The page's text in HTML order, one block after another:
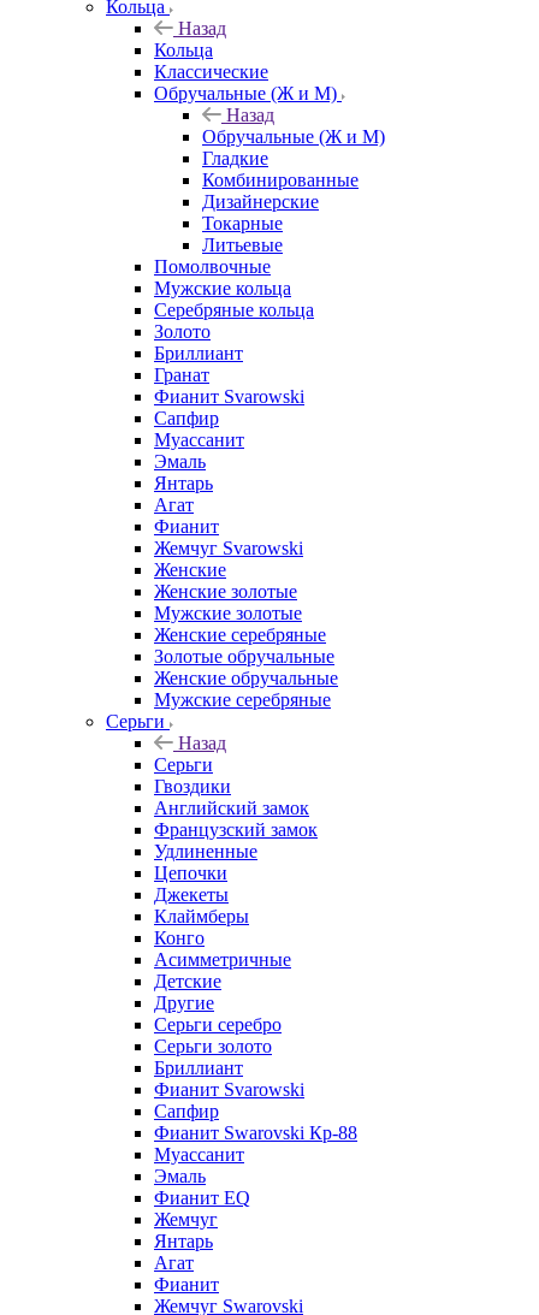
Кольца
Назад
Кольца
Классические
Обручальные (Ж и М)
Назад
Обручальные (Ж и М)
Гладкие
Комбинированные
Дизайнерские
Токарные
Литьевые
Помолвочные
Мужские кольца
Серебряные кольца
Золото
Бриллиант
Гранат
Фианит Svarowski
Сапфир
Муассанит
Эмаль
Янтарь
Агат
Фианит
Жемчуг Svarowski
Женские
Женские золотые
Мужские золотые
Женские серебряные
Золотые обручальные
Женские обручальные
Мужские серебряные
Серьги
Назад
Серьги
Гвоздики
Английский замок
Французский замок
Удлиненные
Цепочки
Джекеты
Клаймберы
Конго
Асимметричные
Детские
Другие
Серьги серебро
Серьги золото
Бриллиант
Фианит Svarowski
Сапфир
Фианит Swarovski Кр-88
Муассанит
Эмаль
Фианит EQ
Жемчуг
Янтарь
Агат
Фианит
Жемчуг Swarovski